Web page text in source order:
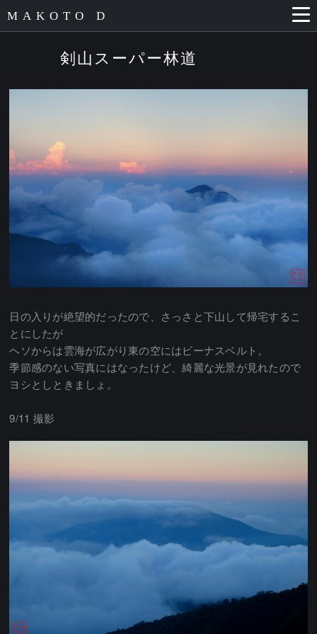
MAKOTO D
剣山スーパー林道
日の入りが絶望的だったので、さっさと下山して帰宅するこ
とにしたが
ヘソからは雲海が広がり東の空にはビーナスベルト。
季節感のない写真にはなったけど、綺麗な光景が見れたので
ヨシとしときましょ。
9/11 撮影